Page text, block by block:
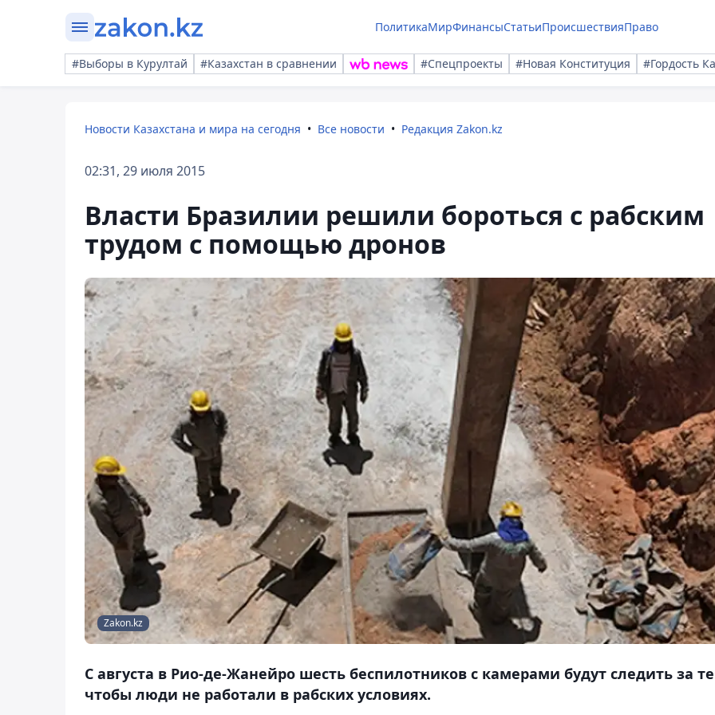
ПолитикаМирФинансыСтатьиПроисшествияПраво
#Выборы в Курултай #Казахстан в сравнении #Спецпроекты #Новая Конституция #Гордость
Новости Казахстана и мира на сегодня Все новости Редакция Zakon.kz
02:31, 29 июля 2015
Власти Бразилии решили бороться с рабским
трудом с помощью дронов
Zakon.kz
С августа в Рио-де-Жанейро шесть беспилотников с камерами будут следить за
чтобы люди не работали в рабских условиях.